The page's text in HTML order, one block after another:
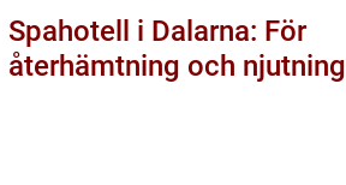
Spahotell i Dalarna: För
återhämtning och njutning